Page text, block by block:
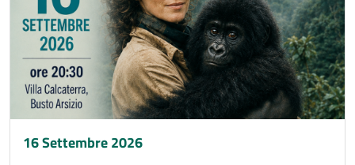
16 Settembre 2026